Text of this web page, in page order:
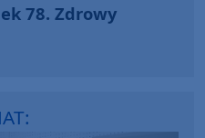
78. Zdrowy